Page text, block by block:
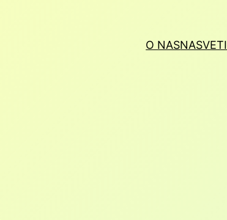
O NASNASVETI